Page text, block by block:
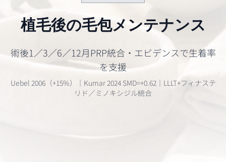
植毛後の毛包メンテナンス
術後1／3／6／12月PRP統合・エビデンスで生着率
を支援
Uebel 2006（+15%）｜Kumar 2024 SMD=+0.62｜LLLT+フィナステ
リド／ミノキシジル統合